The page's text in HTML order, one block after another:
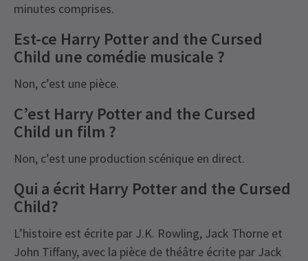
minutes comprises.
Est-ce Harry Potter and the Cursed
Child une comédie musicale ?
Non, c’est une pièce.
C’est Harry Potter and the Cursed
Child un film ?
Non, c’est une production scénique en direct.
Qui a écrit Harry Potter and the Cursed
Child?
L’histoire est écrite par J.K. Rowling, Jack Thorne et
John Tiffany, avec la pièce de théâtre écrite par Jack